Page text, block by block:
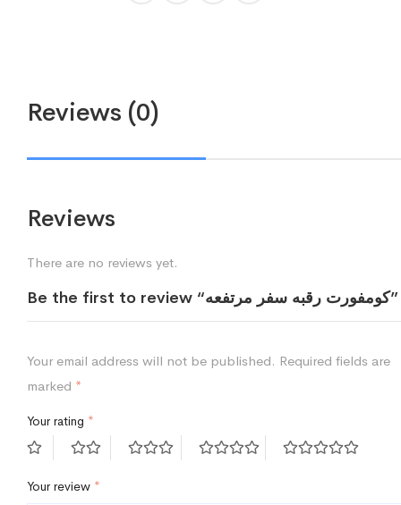
Reviews (0)
Reviews
There are no reviews yet.
Be the first to review “كومفورت رقبه سفر مرتفعه”
Your email address will not be published. Required fields are
marked *
Your rating *
Your review *